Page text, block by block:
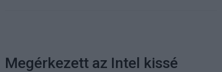
Megérkezett az Intel kissé